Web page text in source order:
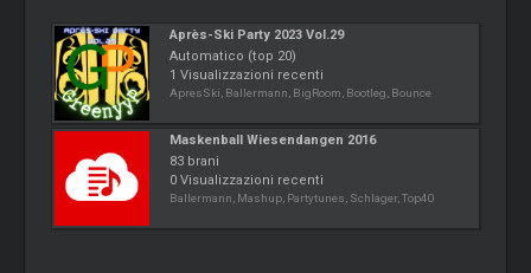
Après-Ski Party 2023 Vol.29
Automatico (top 20)
1 Visualizzazioni recenti
ApresSki, Ballermann, BigRoom, Bootleg, Bounce
Maskenball Wiesendangen 2016
83 brani
0 Visualizzazioni recenti
Ballermann, Mashup, Partytunes, Schlager, Top40